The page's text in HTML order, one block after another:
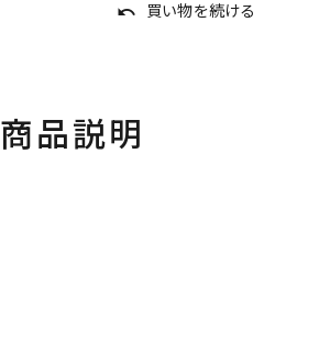
undo 買い物を続ける
商品説明